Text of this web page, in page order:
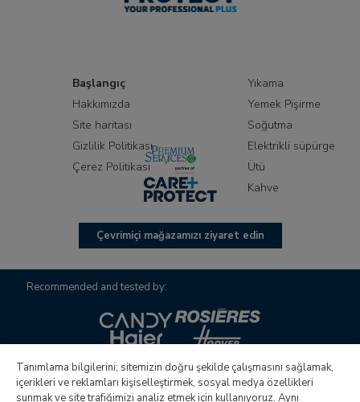
Başlangıç
Hakkımızda
Site haritası
Gizlilik Politikası
Çerez Politikası
Yıkama
Yemek Pişirme
Soğutma
Elektrikli süpürge
Ütü
Kahve
Çevrimiçi mağazamızı ziyaret edin
Recommended and tested by:
Tanımlama bilgilerini; sitemizin doğru şekilde çalışmasını sağlamak,
içerikleri ve reklamları kişiselleştirmek, sosyal medya özellikleri
sunmak ve site trafiğimizi analiz etmek için kullanıyoruz. Aynı